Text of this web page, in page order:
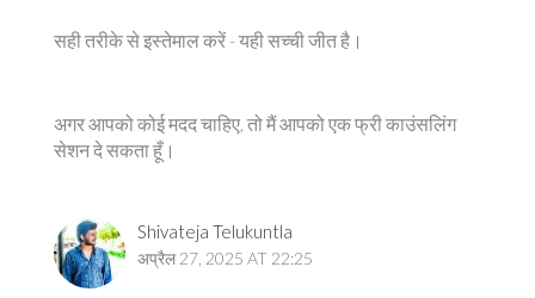
सही तरीके से इस्तेमाल करें - यही सच्ची जीत है।
अगर आपको कोई मदद चाहिए, तो मैं आपको एक फ्री काउंसलिंग
सेशन दे सकता हूँ।
Shivateja Telukuntla
अप्रैल 27, 2025 AT 22:25